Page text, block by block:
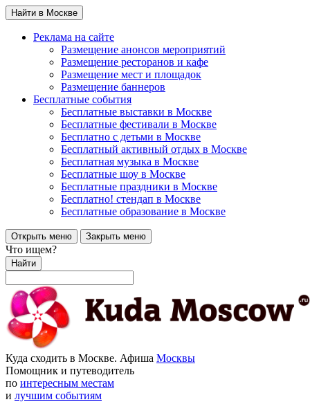
Найти в Москве
Реклама на сайте
Размещение анонсов мероприятий
Размещение ресторанов и кафе
Размещение мест и площадок
Размещение баннеров
Бесплатные события
Бесплатные выставки в Москве
Бесплатные фестивали в Москве
Бесплатно с детьми в Москве
Бесплатный активный отдых в Москве
Бесплатная музыка в Москве
Бесплатные шоу в Москве
Бесплатные праздники в Москве
Бесплатно! стендап в Москве
Бесплатные образование в Москве
Открыть меню Закрыть меню
Что ищем?
Найти
Куда сходить в Москве. Афиша Москвы
Помощник и путеводитель
по интересным местам
и лучшим событиям